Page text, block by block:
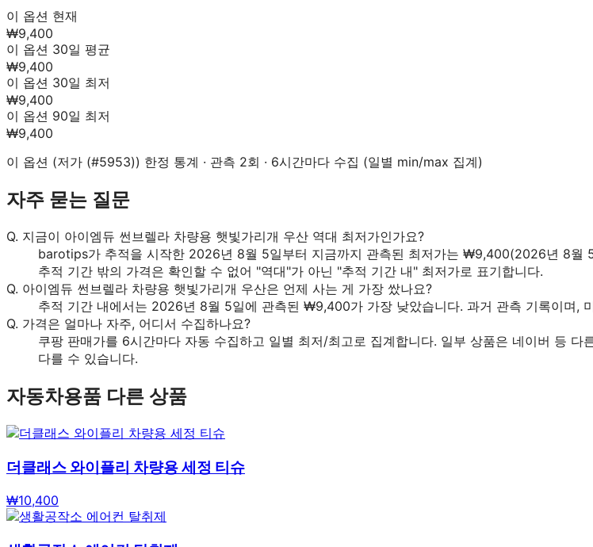
이 옵션 현재
₩9,400
이 옵션 30일 평균
₩9,400
이 옵션 30일 최저
₩9,400
이 옵션 90일 최저
₩9,400
이 옵션 (저가 (#5953)) 한정 통계 · 관측 2회 · 6시간마다 수집 (일별 min/max 집계)
자주 묻는 질문
Q. 지금이 아이엠듀 썬브렐라 차량용 햇빛가리개 우산 역대 최저가인가요?
barotips가 추적을 시작한 2026년 8월 5일부터 지금까지 관측된 최저가는 ₩9,400(2026년 8월
추적 기간 밖의 가격은 확인할 수 없어 "역대"가 아닌 "추적 기간 내" 최저가로 표기합니다.
Q. 아이엠듀 썬브렐라 차량용 햇빛가리개 우산은 언제 사는 게 가장 쌌나요?
추적 기간 내에서는 2026년 8월 5일에 관측된 ₩9,400가 가장 낮았습니다. 과거 관측 기록이며,
Q. 가격은 얼마나 자주, 어디서 수집하나요?
쿠팡 판매가를 6시간마다 자동 수집하고 일별 최저/최고로 집계합니다. 일부 상품은 네이버 등
다를 수 있습니다.
자동차용품 다른 상품
더클래스 와이플리 차량용 세정 티슈
₩10,400